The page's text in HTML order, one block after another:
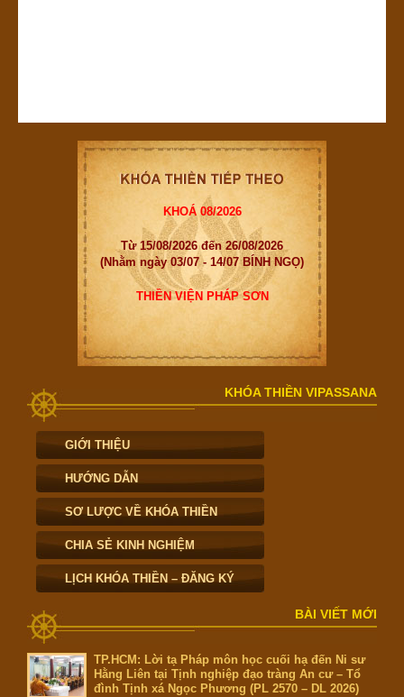
KHOÁ 08/2026
Từ 15/08/2026 đến 26/08/2026
(Nhằm ngày 03/07 - 14/07 BÍNH NGỌ)
THIỀN VIỆN PHÁP SƠN
KHÓA THIỀN VIPASSANA
GIỚI THIỆU
HƯỚNG DẪN
SƠ LƯỢC VỀ KHÓA THIỀN
CHIA SẺ KINH NGHIỆM
LỊCH KHÓA THIỀN – ĐĂNG KÝ
BÀI VIẾT MỚI
TP.HCM: Lời tạ Pháp môn học cuối hạ đến Ni sư
Hằng Liên tại Tịnh nghiệp đạo tràng An cư – Tổ
đình Tịnh xá Ngọc Phương (PL 2570 – DL 2026)